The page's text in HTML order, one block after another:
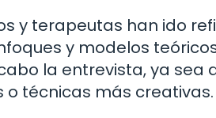
y terapeutas han ido
y modelos
la entrevista, ya sea
técnicas más creativas.